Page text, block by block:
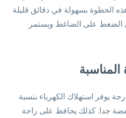
الخطوة بسهولة في دقائق قليلة
الضغط على الضاغط ويستمر
جدا. كذلك يحافظ على راحة